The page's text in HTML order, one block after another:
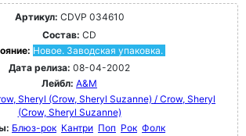
Артикул: CDVP 034610
Состав: CD
Новое. Заводская упаковка.
Дата релиза: 08-04-2002
Лейбл: A&M
Sheryl (Crow, Sheryl Suzanne) / Crow, Sheryl
(Crow, Sheryl Suzanne)
Блюз-рок Кантри Поп Рок Фолк